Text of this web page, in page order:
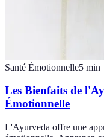
Santé Émotionnelle5 min
Les Bienfaits de
Émotionnelle
L'Ayurveda offre une